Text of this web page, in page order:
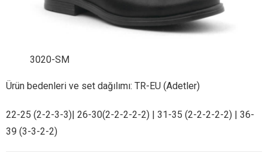
3020-SM
Ürün bedenleri ve set dağılımı: TR-EU (Adetler)
22-25 (2-2-3-3)| 26-30(2-2-2-2-2) | 31-35 (2-2-2-2-2) | 36-
39 (3-3-2-2)